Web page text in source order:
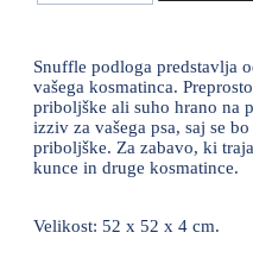
Snuffle podloga predstavlja
vašega kosmatinca.
priboljške ali suho hrano na
izziv za vašega psa, saj se
priboljške. Za zabavo, ki
kunce in druge kosmatince.
Velikost: 52 x 52 x 4 cm.